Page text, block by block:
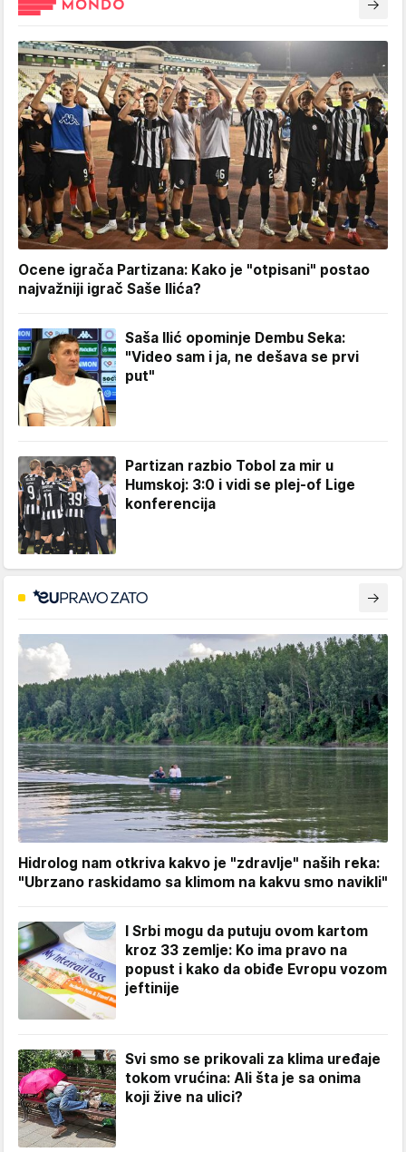
Ocene igrača Partizana: Kako je "otpisani" postao
najvažniji igrač Saše Ilića?
Saša Ilić opominje Dembu Seka:
"Video sam i ja, ne dešava se prvi
put"
Partizan razbio Tobol za mir u
Humskoj: 3:0 i vidi se plej-of Lige
konferencija
Hidrolog nam otkriva kakvo je "zdravlje" naših reka:
"Ubrzano raskidamo sa klimom na kakvu smo navikli"
I Srbi mogu da putuju ovom kartom
kroz 33 zemlje: Ko ima pravo na
popust i kako da obiđe Evropu vozom
jeftinije
Svi smo se prikovali za klima uređaje
tokom vrućina: Ali šta je sa onima
koji žive na ulici?